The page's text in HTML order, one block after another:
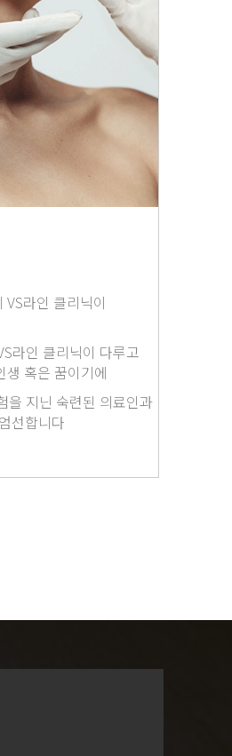
라인 클리닉이
라인 클리닉이 다루고
생 혹은 꿈이기에
을 지닌 숙련된 의료인과
선합니다